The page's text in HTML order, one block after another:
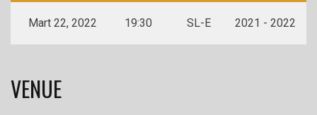
Mart 22, 2022 19:30 SL-E 2021 - 2022
VENUE